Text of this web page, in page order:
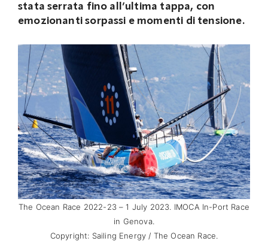
stata serrata fino all’ultima tappa, con
emozionanti sorpassi e momenti di tensione.
The Ocean Race 2022-23 – 1 July 2023. IMOCA In-Port Race
in Genova.
Copyright: Sailing Energy / The Ocean Race.